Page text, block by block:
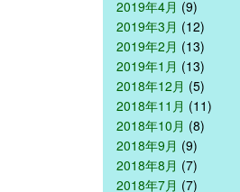
2019年4月 (9)
2019年3月 (12)
2019年2月 (13)
2019年1月 (13)
2018年12月 (5)
2018年11月 (11)
2018年10月 (8)
2018年9月 (9)
2018年8月 (7)
2018年7月 (7)